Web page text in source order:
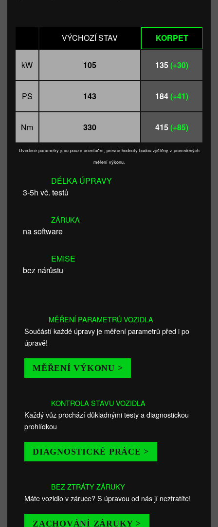
VÝCHOZÍ STAV KORPET
kW 105 135(+30)
PS 143 184(+41)
Nm 330 415(+85)
Uvedené parametry jsou pouze orientační, přesné hodnoty budou zjištěny z provedených
měření výkonu.
DÉLKA ÚPRAVY
3-5h vč. testů
ZÁRUKA
na software
EMISE
bez nárůstu
MĚŘENÍ PARAMETRŮ VOZIDLA
Součástí každé úpravy je měření parametrů před i po
úpravě!
MĚŘENÍ VÝKONU >
KONTROLA STAVU VOZIDLA
Každý vůz prochází důkladnými testy a diagnostickou
prohlídkou
DIAGNOSTICKÉ PRÁCE >
BEZ ZTRÁTY ZÁRUKY
Máte vozidlo v záruce? S úpravou od nás jí neztratíte!
ZACHOVÁNÍ ZÁRUKY >